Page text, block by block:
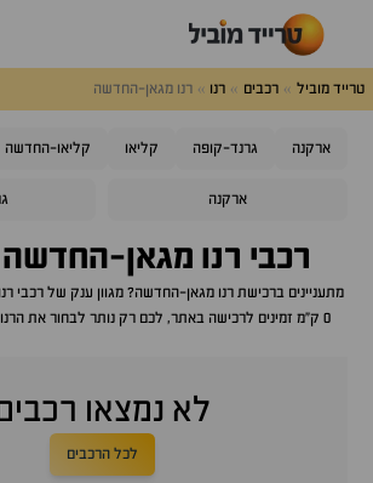
טרייד מוביל רכבים רנו רנו מגאן-החדשה
ארקנה גרנד-קופה קליאו קליאו-החדשה
ארקנה
רכבי רנו מגאן-החדשה
מתעניינים ברכישת רנו מגאן-החדשה? מגוון ענק של רכבי
0 ק"מ זמינים לרכישה באתר, לכם רק נותר לבחור את ה
לא נמצאו
לכל הרכבים